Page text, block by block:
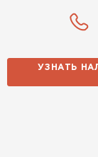
УЗНАТЬ